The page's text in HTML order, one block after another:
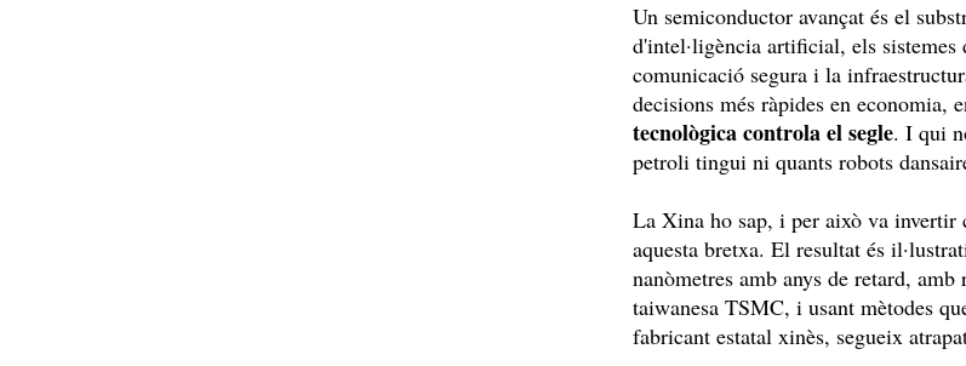
Un semiconductor avançat és el
d'intel·ligència artificial, els sistemes
comunicació segura i la
decisions més ràpides en economia,
tecnològica controla el segle. I qui
petroli tingui ni quants robots
La Xina ho sap, i per això va invertir
aquesta bretxa. El resultat és
nanòmetres amb anys de retard,
taiwanesa TSMC, i usant mètodes
fabricant estatal xinès, segueix